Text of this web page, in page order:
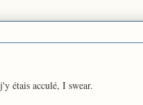
étais acculé, I swear.